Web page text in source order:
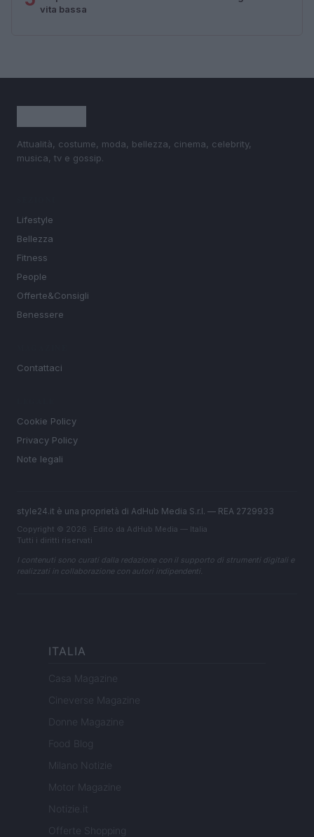
vita bassa
Attualità, costume, moda, bellezza, cinema, celebrity,
musica, tv e gossip.
Lifestyle
Bellezza
Fitness
People
Offerte&Consigli
Benessere
Contattaci
Cookie Policy
Privacy Policy
Note legali
style24.it è una proprietà di AdHub Media S.r.l. — REA 2729933
Copyright © 2026 · Edito da AdHub Media — Italia
Tutti i diritti riservati
I contenuti sono curati dalla redazione con il supporto di strumenti digitali e
realizzati in collaborazione con autori indipendenti.
ITALIA
Casa Magazine
Cineverse Magazine
Donne Magazine
Food Blog
Milano Notizie
Motor Magazine
Notizie.it
Offerte Shopping